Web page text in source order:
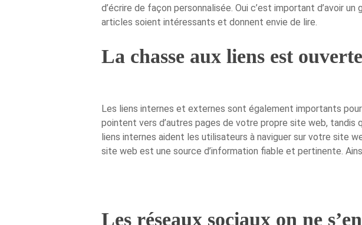
d’écrire de façon personnalisée. Oui c’est important d’avoir
articles soient intéressants et donnent envie de lire.
La chasse aux liens est
Les liens internes et externes sont également importants
pointent vers d’autres pages de votre propre site web,
liens internes aident les utilisateurs à naviguer sur votre site
site web est une source d’information fiable et pertinente.
Les réseaux sociaux on ne